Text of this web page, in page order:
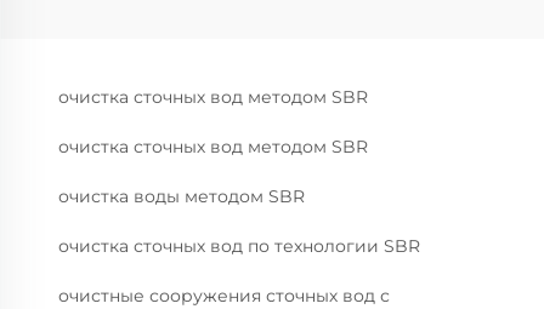
очистка сточных вод методом SBR
очистка сточных вод методом SBR
очистка воды методом SBR
очистка сточных вод по технологии SBR
очистные сооружения сточных вод с